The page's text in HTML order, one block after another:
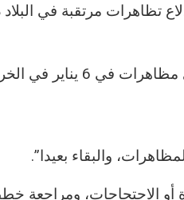
تظاهرات مرتقبة في
وقالت السفارة في بيان نشرته على حسابه بموقع فيسبوك: “من المتوقع أن
والبقاء بعيدا”.
أو الاحتجاجات، ومراجعة